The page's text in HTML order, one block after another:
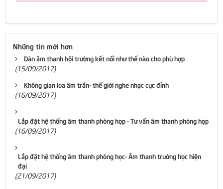
Những tin mới hơn
Dàn âm thanh hội trường kết nối như thế nào cho phù hợp
(15/09/2017)
Không gian loa âm trần- thế giới nghe nhạc cực đỉnh
(16/09/2017)
Lắp đặt hệ thống âm thanh phòng họp - Tư vấn âm thanh phòng họp
(16/09/2017)
Lắp đặt hệ thống âm thanh phòng học- Âm thanh trường học hiện
đại
(21/09/2017)